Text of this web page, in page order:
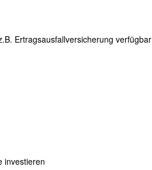
Ertragsausfallversicherung verfügbar
investieren